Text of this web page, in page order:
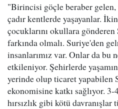
"Birincisi göçle beraber
çadır kentlerde yaşayanlar.
çocuklarını okullara
farkında olmalı. Suriye'den
insanlarımız var. Onlar da bu
etkileniyor. Şehirlerde
yerinde olup ticaret yapabilen
ekonomisine katkı sağlıyor.
hırsızlık gibi kötü